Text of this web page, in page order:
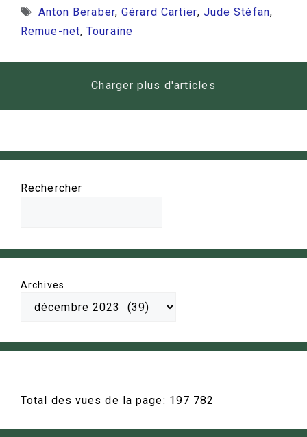
Étiquettes
Anton Beraber,Gérard Cartier, Jude Stéfan,
Remue-net,Touraine
Charger plus d'articles
Rechercher
Archives
Total des vues de la page: 197 782